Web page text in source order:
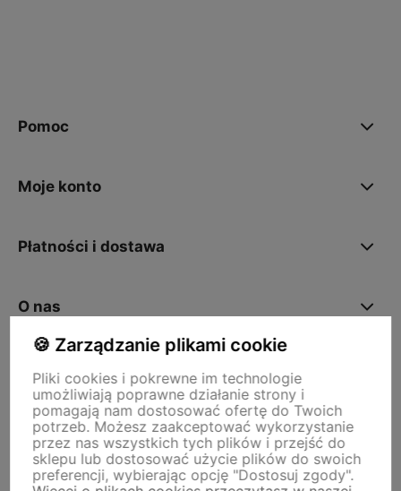
Pomoc
Moje konto
Płatności i dostawa
O nas
Storm - sklep plastyczny
Adres sklepu internetowego:ul. Kazimierza Wielkiego 29a, 50-077
WrocławSiedziba firmy:ul. Jana Uphagena 19, 80-237 Gdańsk NIP:
5840152571
zamowienia@stormplastyczny.pl| Tel.:781350938
🍪 Zarządzanie plikami cookie
Pliki cookies i pokrewne im technologie
umożliwiają poprawne działanie strony i
pomagają nam dostosować ofertę do Twoich
potrzeb. Możesz zaakceptować wykorzystanie
przez nas wszystkich tych plików i przejść do
sklepu lub dostosować użycie plików do swoich
preferencji, wybierając opcję "Dostosuj zgody".